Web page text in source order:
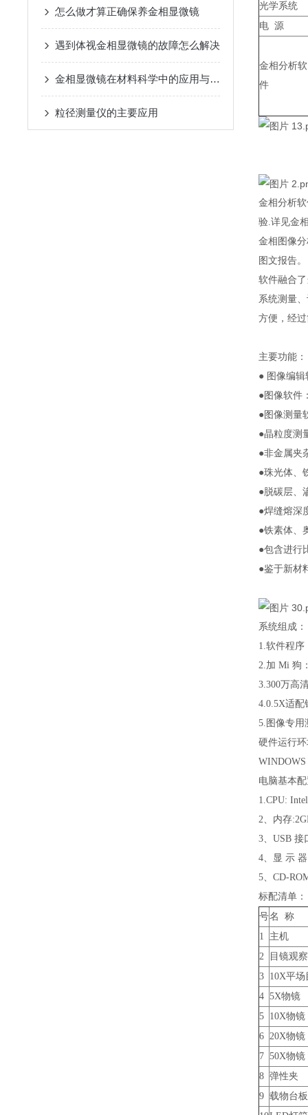
怎么做才算正确保养金相显微镜
遇到体视金相显微镜的故障怎么解决
金相显微镜在材料科学中的应用与发展
粒径测量仪的主要应用
光学系统
电 源
金相分析软
件
金相分析
验.详见金
金相图像
图文报告。
软件融合
系统测量
方便，经
主要功能：
● 图像编
●图像软件
●图像测量
●晶粒度测
●非金属夹
●珠光体、
●脱碳层、
●焊缝熔深
●铁素体、
●包含进行
●鉴于新材
系统组成：
1.软件
2.加 Mi 狗
3.300
4.0.5X适配
5.图像专用
硬件运行
WINDOWS
电脑基本
1.CPU:
2、内存
3、USB
4、显 示
5、CD-
标配清单：
号名 称
1
主机
2
目镜观
3 10X平场
4 5X物镜
5 10X物镜
6 20X物镜
7 50X物镜
8 弹性夹
9 载物台板